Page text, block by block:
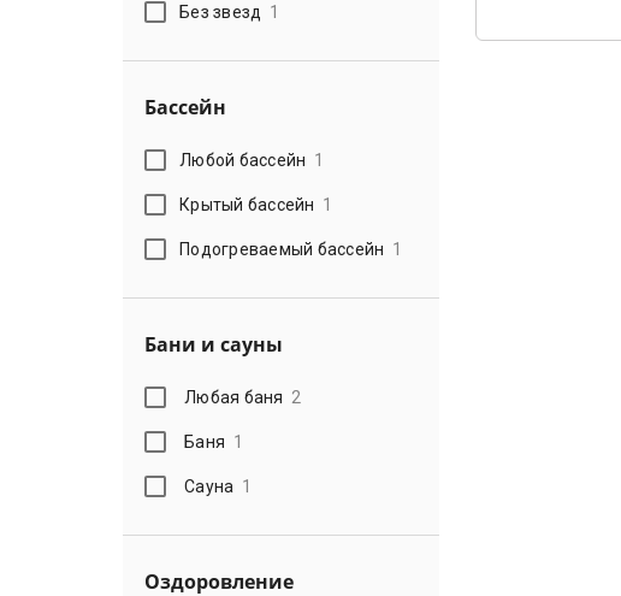
Без звезд 1
Бассейн
Любой бассейн 1
Крытый бассейн 1
Подогреваемый бассейн 1
Бани и сауны
Любая баня 2
Баня 1
Сауна 1
Оздоровление